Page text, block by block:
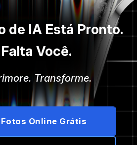
de IA Está Pronto.
Você.
Transforme.
Online Grátis